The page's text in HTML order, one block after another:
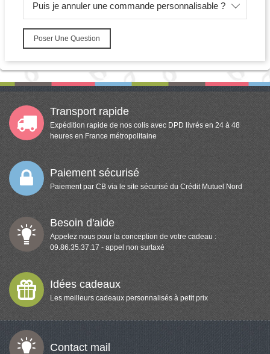
Puis je annuler une commande personnalisable ?
Poser Une Question
Transport rapide
Expédition rapide de nos colis avec DPD livrés en 24 à 48
heures en France métropolitaine
Paiement sécurisé
Paiement par CB via le site sécurisé du Crédit Mutuel Nord
Besoin d'aide
Appelez nous pour la conception de votre cadeau :
09.86.35.37.17 - appel non surtaxé
Idées cadeaux
Les meilleurs cadeaux personnalisés à petit prix
Contact mail